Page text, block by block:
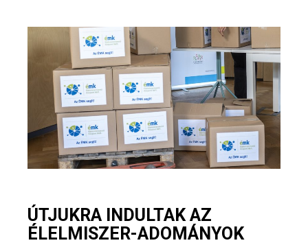
ÚTJUKRA INDULTAK AZ
ÉLELMISZER-ADOMÁNYOK